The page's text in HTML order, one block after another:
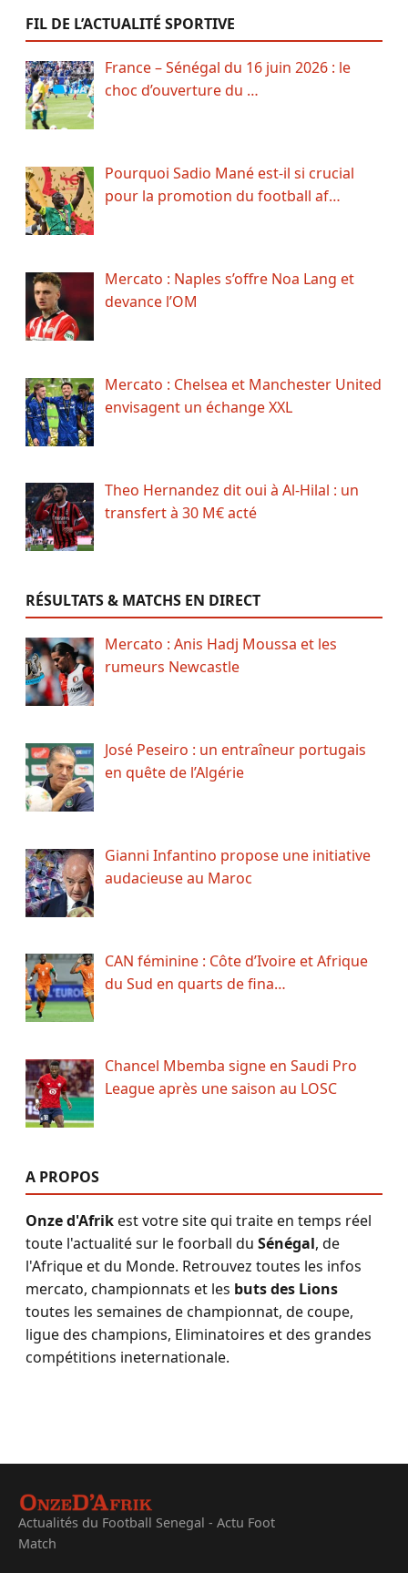
FIL DE L’ACTUALITÉ SPORTIVE
France – Sénégal du 16 juin 2026 : le
choc d’ouverture du …
Pourquoi Sadio Mané est-il si crucial
pour la promotion du football af…
Mercato : Naples s’offre Noa Lang et
devance l’OM
Mercato : Chelsea et Manchester United
envisagent un échange XXL
Theo Hernandez dit oui à Al-Hilal : un
transfert à 30 M€ acté
RÉSULTATS & MATCHS EN DIRECT
Mercato : Anis Hadj Moussa et les
rumeurs Newcastle
José Peseiro : un entraîneur portugais
en quête de l’Algérie
Gianni Infantino propose une initiative
audacieuse au Maroc
CAN féminine : Côte d’Ivoire et Afrique
du Sud en quarts de fina…
Chancel Mbemba signe en Saudi Pro
League après une saison au LOSC
A PROPOS
Onze d'Afrikest votre site qui traite en temps réel
toute l'actualité sur le foorball du Sénégal, de
l'Afrique et du Monde. Retrouvez toutes les infos
mercato, championnats et les buts des Lions
toutes les semaines de championnat, de coupe,
ligue des champions, Eliminatoires et des grandes
compétitions ineternationale.
Actualités du Football Senegal - Actu Foot
Match